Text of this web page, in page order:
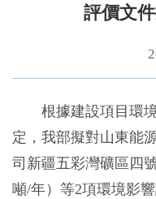
評價文
根據建設項目環境
定，我部擬對山東能
司新疆五彩灣礦區四
噸/年）等2項環境影